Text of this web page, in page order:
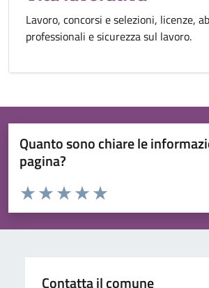
Lavoro, concorsi e selezioni, licenze,
professionali e sicurezza sul lavoro.
Quanto sono chiare le
pagina?
Valuta da 1 a 5 stelle la pagina
Valuta 5 stelle su 5
Valuta 4 stelle su 5
Valuta 3 stelle su 5
Valuta 2 stelle su 5
Valuta 1 stelle su 5
Contatta il comune